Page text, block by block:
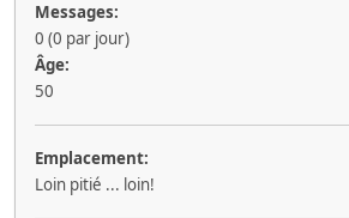
Messages:
0 (0 par jour)
Âge:
50
Emplacement:
Loin pitié ... loin!